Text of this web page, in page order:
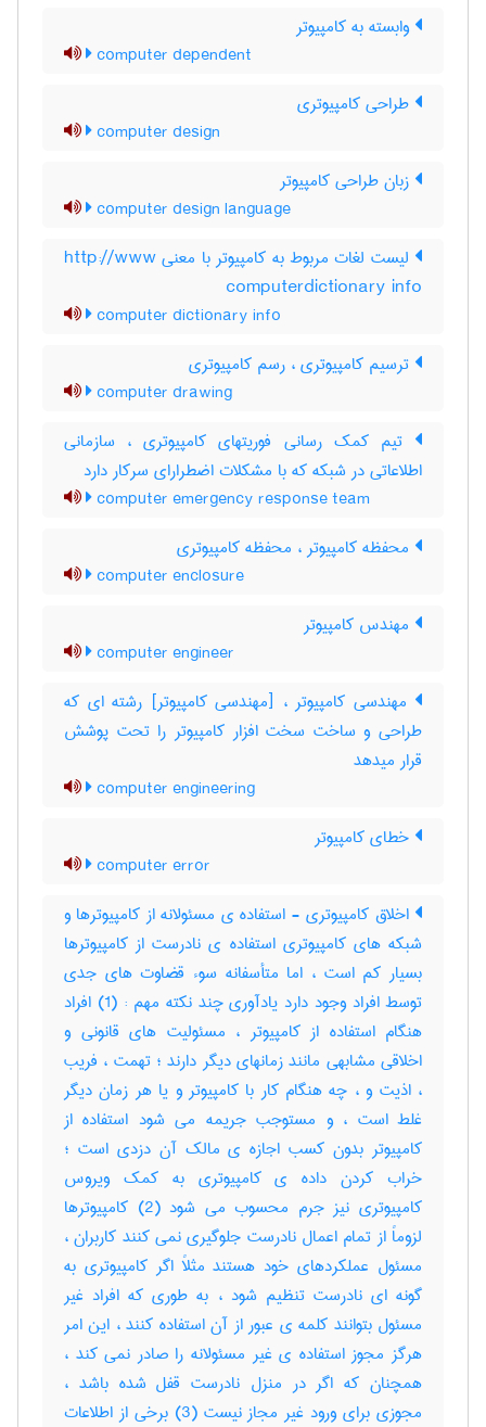
وابسته به کامپیوتر
computer dependent
طراحی کامپیوتری
computer design
زبان طراحی کامپیوتر
computer design language
لیست لغات مربوط به کامپیوتر با معنی http://www
computerdictionary info
computer dictionary info
ترسیم کامپیوتری ، رسم کامپیوتری
computer drawing
تیم کمک رسانی فوریتهای کامپیوتری ، سازمانی
اطلاعاتی در شبکه که با مشکلات اضطرارای سرکار دارد
computer emergency response team
محفظه کامپیوتر ، محفظه کامپیوتری
computer enclosure
مهندس کامپیوتر
computer engineer
مهندسی کامپیوتر ، [مهندسی کامپیوتر] رشته ای که
طراحی و ساخت سخت افزار کامپیوتر را تحت پوشش
قرار میدهد
computer engineering
خطای کامپیوتر
computer error
اخلاق کامپیوتری - استفاده ی مسئولانه از کامپیوترها و
شبکه های کامپیوتری استفاده ی نادرست از کامپیوترها
بسیار کم است ، اما متأسفانه سوء قضاوت های جدی
توسط افراد وجود دارد یادآوری چند نکته مهم : (1) افراد
هنگام استفاده از کامپیوتر ، مسئولیت های قانونی و
اخلاقی مشابهی مانند زمانهای دیگر دارند ؛ تهمت ، فریب
، اذیت و ، چه هنگام کار با کامپیوتر و یا هر زمان دیگر
غلط است ، و مستوجب جریمه می شود استفاده از
کامپیوتر بدون کسب اجازه ی مالک آن دزدی است ؛
خراب کردن داده ی کامپیوتری به کمک ویروس
کامپیوتری نیز جرم محسوب می شود (2) کامپیوترها
لزوماً از تمام اعمال نادرست جلوگیری نمی کنند کاربران ،
مسئول عملکردهای خود هستند مثلاً اگر کامپیوتری به
گونه ای نادرست تنظیم شود ، به طوری که افراد غیر
مسئول بتوانند کلمه ی عبور از آن استفاده کنند ، این امر
هرگز مجوز استفاده ی غیر مسئولانه را صادر نمی کند ،
همچنان که اگر در منزل نادرست قفل شده باشد ،
مجوزی برای ورود غیر مجاز نیست (3) برخی از اطلاعات